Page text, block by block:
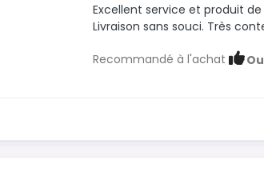
Excellent service et produit
Livraison sans souci. Très
Recommandé à l'achat